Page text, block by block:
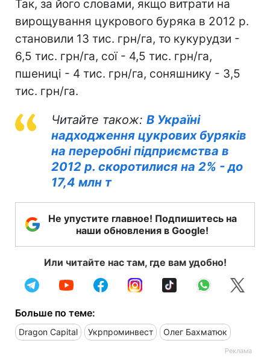
Так, за його словами, якщо витрати на
вирощування цукрового буряка в 2012 р.
становили 13 тис. грн/га, то кукурудзи -
6,5 тис. грн/га, сої - 4,5 тис. грн/га,
пшениці - 4 тис. грн/га, соняшнику - 3,5
тис. грн/га.
Читайте також: В Україні
надходження цукрових буряків
на переробні підприємства в
2012 р. скоротилися на 2% - до
17,4 млн т
Не упустите главное! Подпишитесь на
наши обновления в Google!
Или читайте нас там, где вам удобно!
Больше по теме:
Dragon Capital Укрпроминвест Олег Бахматюк